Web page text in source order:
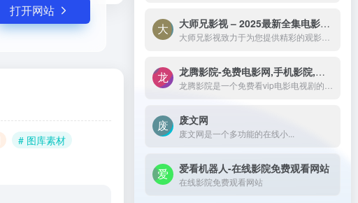
打开网站
# 图库素材
大师兄影视 – 2025最新全集电影电视剧_高清短剧视频免费在线观看-大师兄影视致力于为您提供精彩的观影选择，包括热门电影、电视剧、短剧、最新综艺节目和经典动漫。我们实时更新影片，确保您能享受最新、最全面的在线电影免费观看，更多高清资源尽在大师兄影院网。
龙腾影院-免费电影网,手机影院,高清影视大全-龙腾影院是一个免费看vip电影电视剧的网站，拥有海量、优质、高清电影和好看的电视剧，搞笑综艺及新番动漫，无须会员即可无广告观看全网影视作品，看电影来龙腾影院准没错。
废文网
废文网是一个多功能的在线小...
爱看机器人-在线影院免费观看网站
在线影院免费观看网站